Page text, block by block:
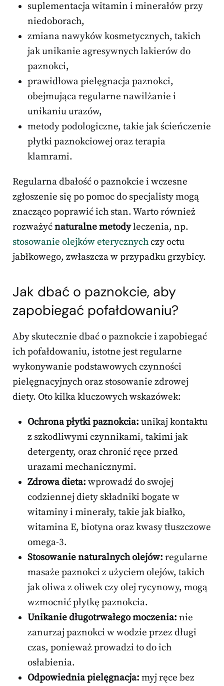
suplementacja witamin i minerałów przy
niedoborach,
zmiana nawyków kosmetycznych, takich
jak unikanie agresywnych lakierów do
paznokci,
prawidłowa pielęgnacja paznokci,
obejmująca regularne nawilżanie i
unikaniu urazów,
metody podologiczne, takie jak ścieńczenie
płytki paznokciowej oraz terapia
klamrami.
Regularna dbałość o paznokcie i wczesne
zgłoszenie się po pomoc do specjalisty mogą
znacząco poprawić ich stan. Warto również
rozważyćnaturalne metodyleczenia, np.
stosowanie olejków eterycznychczy octu
jabłkowego, zwłaszcza w przypadku grzybicy.
Jak dbać o paznokcie, aby
zapobiegać pofałdowaniu?
Aby skutecznie dbać o paznokcie i zapobiegać
ich pofałdowaniu, istotne jest regularne
wykonywanie podstawowych czynności
pielęgnacyjnych oraz stosowanie zdrowej
diety. Oto kilka kluczowych wskazówek:
Ochrona płytki paznokcia: unikaj kontaktu
z szkodliwymi czynnikami, takimi jak
detergenty, oraz chronić ręce przed
urazami mechanicznymi.
Zdrowa dieta: wprowadź do swojej
codziennej diety składniki bogate w
witaminy i minerały, takie jak białko,
witamina E, biotyna oraz kwasy tłuszczowe
omega-3.
Stosowanie naturalnych olejów: regularne
masaże paznokci z użyciem olejów, takich
jak oliwa z oliwek czy olej rycynowy, mogą
wzmocnić płytkę paznokcia.
Unikanie długotrwałego moczenia: nie
zanurzaj paznokci w wodzie przez długi
czas, ponieważ prowadzi to do ich
osłabienia.
Odpowiednia pielęgnacja: myj ręce bez